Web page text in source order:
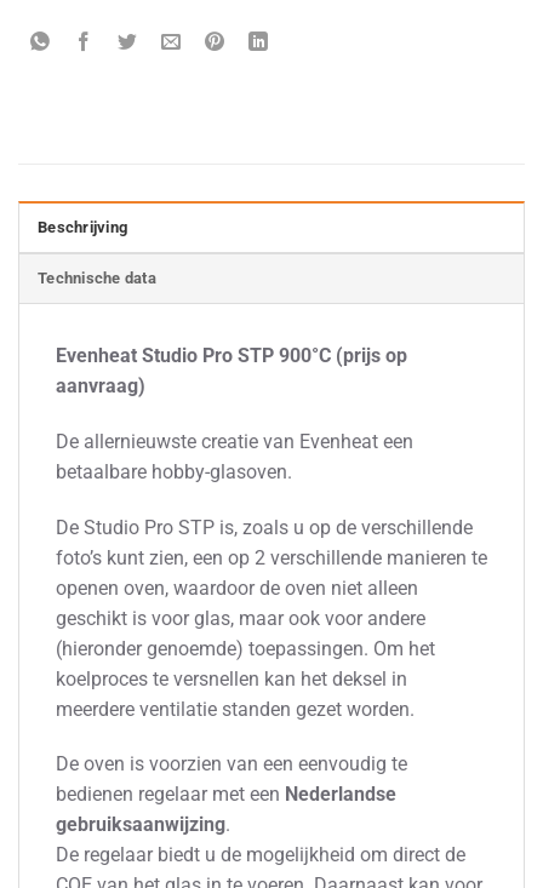
Beschrijving
Technische data
Evenheat Studio Pro STP 900°C (prijs op
aanvraag)
De allernieuwste creatie van Evenheat een
betaalbare hobby-glasoven.
De Studio Pro STP is, zoals u op de verschillende
foto’s kunt zien, een op 2 verschillende manieren te
openen oven, waardoor de oven niet alleen
geschikt is voor glas, maar ook voor andere
(hieronder genoemde) toepassingen. Om het
koelproces te versnellen kan het deksel in
meerdere ventilatie standen gezet worden.
De oven is voorzien van een eenvoudig te
bedienen regelaar met een Nederlandse
gebruiksaanwijzing.
De regelaar biedt u de mogelijkheid om direct de